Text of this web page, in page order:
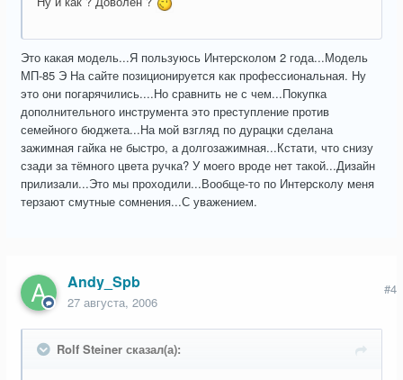
Это какая модель...Я пользуюсь Интерсколом 2 года...Модель
МП-85 Э На сайте позиционируется как профессиональная. Ну
это они погарячились....Но сравнить не с чем...Покупка
дополнительного инструмента это преступление против
семейного бюджета...На мой взгляд по дурацки сделана
зажимная гайка не быстро, а долгозажимная...Кстати, что снизу
сзади за тёмного цвета ручка? У моего вроде нет такой...Дизайн
прилизали...Это мы проходили...Вообще-то по Интерсколу меня
терзают смутные сомнения...С уважением.
Andy_Spb
27 августа, 2006
#4
Rolf Steiner сказал(а):